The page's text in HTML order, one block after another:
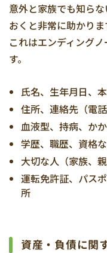
意外と家族でも知ら
おくと非常に助かりま
これはエンディング
す。
氏名、生年月日、
住所、連絡先（電
血液型、持病、か
学歴、職歴、資格
大切な人（家族、
運転免許証、パス
所
資産・負債に関